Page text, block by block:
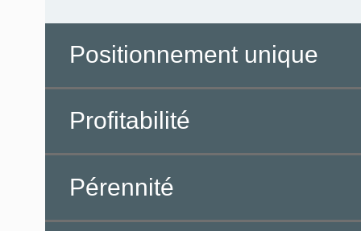
Positionnement unique
Profitabilité
Pérennité